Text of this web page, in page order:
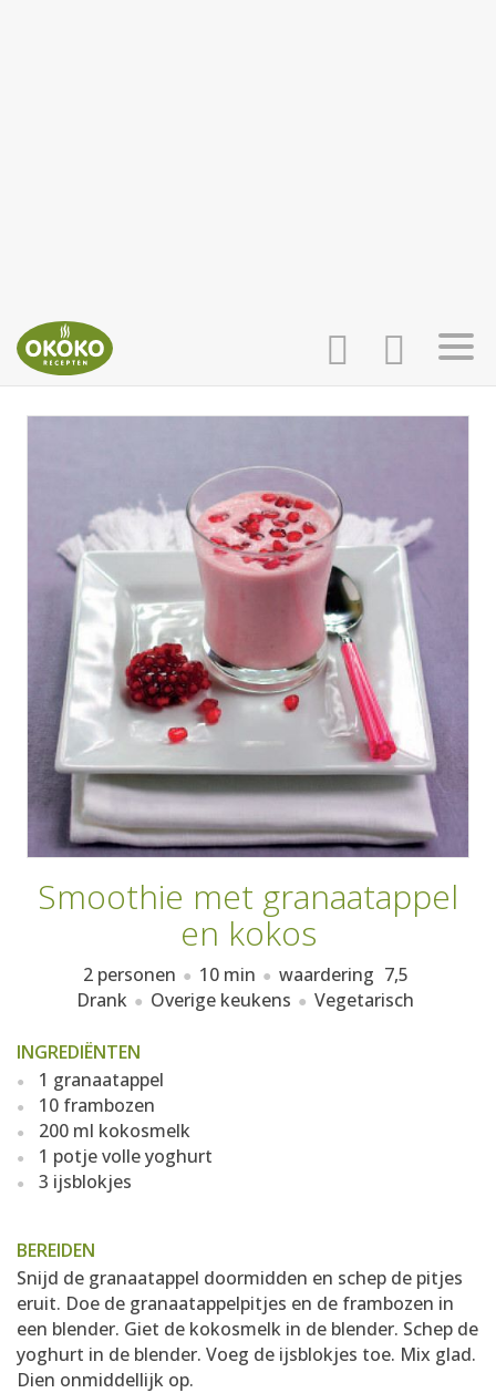
AANMELDEN
RECEPTEN
WEEKMENU'S
KOOKBOEKEN
Smoothie met granaatappel
en kokos
2 personen 10 min waardering 7,5
Drank
Overige keukens Vegetarisch
INGREDIËNTEN
1 granaatappel
10 frambozen
200 ml kokosmelk
1 potje volle yoghurt
3 ijsblokjes
BEREIDEN
Snijd de granaatappel doormidden en schep de pitjes
eruit. Doe de granaatappelpitjes en de frambozen in
een blender. Giet de kokosmelk in de blender. Schep de
yoghurt in de blender. Voeg de ijsblokjes toe. Mix glad.
Dien onmiddellijk op.